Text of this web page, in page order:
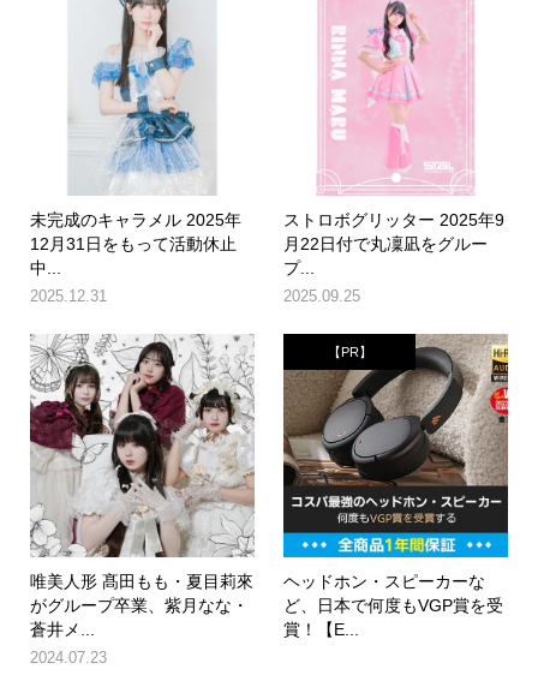
未完成のキャラメル 2025年
12月31日をもって活動休止
中...
2025.12.31
ストロボグリッター 2025年9
月22日付で丸凜凪をグルー
プ...
2025.09.25
唯美人形 髙田もも・夏目莉來
がグループ卒業、紫月なな・
蒼井メ...
2024.07.23
【PR】
ヘッドホン・スピーカーな
ど、日本で何度もVGP賞を受
賞！【E...